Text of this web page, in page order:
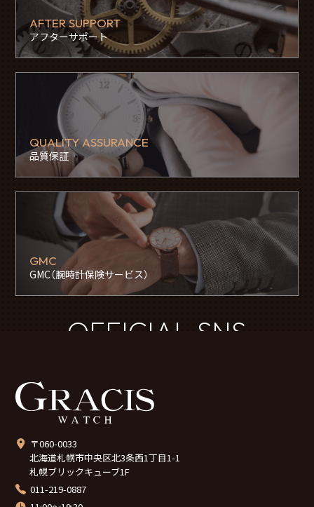
AFTER SUPPORT
アフターサポート
QUALITY ASSURANCE
品質保証
GMC
GMC（腕時計保険サービス）
OFFICIAL SNS
〒060-0033
北海道札幌市中央区北3条西1丁目1-1
札幌ブリックキューブ1F
011-219-0887